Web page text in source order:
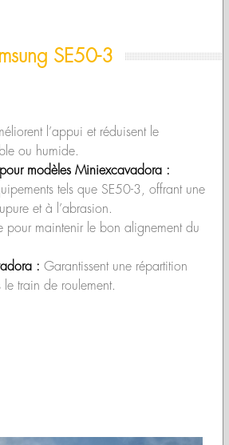
SE50-3
l’appui et réduisent le
ou humide.
pour modèles Miniexcavadora :
tels que SE50-3, offrant une
et à l’abrasion.
pour maintenir le bon alignement du
: Garantissent une répartition
train de roulement.